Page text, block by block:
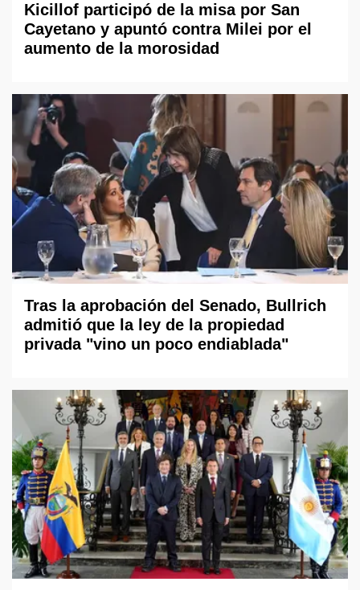
Kicillof participó de la misa por San
Cayetano y apuntó contra Milei por el
aumento de la morosidad
Tras la aprobación del Senado, Bullrich
admitió que la ley de la propiedad
privada "vino un poco endiablada"